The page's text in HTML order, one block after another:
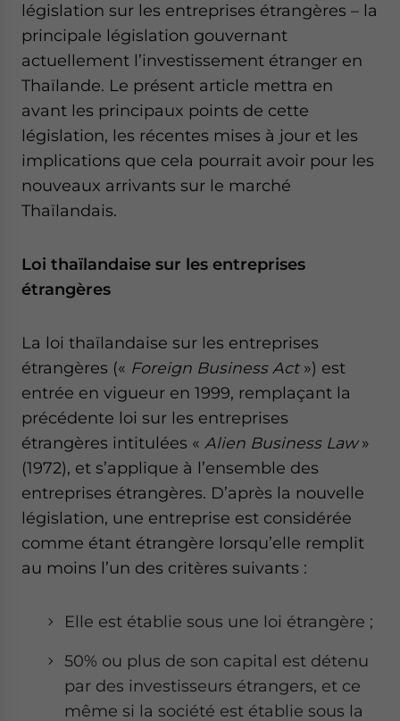
législation sur les entreprises étrangères – la
principale législation gouvernant
actuellement l’investissement étranger en
Thaïlande. Le présent article mettra en
avant les principaux points de cette
législation, les récentes mises à jour et les
implications que cela pourrait avoir pour les
nouveaux arrivants sur le marché
Thaïlandais.
Loi thaïlandaise sur les entreprises
étrangères
La loi thaïlandaise sur les entreprises
étrangères (« Foreign Business Act ») est
entrée en vigueur en 1999, remplaçant la
précédente loi sur les entreprises
étrangères intitulées « Alien Business Law»
(1972), et s’applique à l’ensemble des
entreprises étrangères. D’après la nouvelle
législation, une entreprise est considérée
comme étant étrangère lorsqu’elle remplit
au moins l’un des critères suivants :
Elle est établie sous une loi étrangère ;
50% ou plus de son capital est détenu
par des investisseurs étrangers, et ce
même si la société est établie sous la